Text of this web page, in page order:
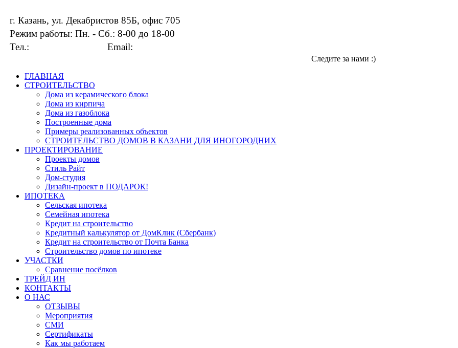
г. Казань, ул. Декабристов 85Б, офис 705
Режим работы: Пн. - Сб.: 8-00 до 18-00
Тел.:
Email:
Следите за нами :)
ГЛАВНАЯ
СТРОИТЕЛЬСТВО
Дома из керамического блока
Дома из кирпича
Дома из газоблока
Построенные дома
Примеры реализованных объектов
СТРОИТЕЛЬСТВО ДОМОВ В КАЗАНИ ДЛЯ ИНОГОРОДНИХ
ПРОЕКТИРОВАНИЕ
Проекты домов
Стиль Райт
Дом-студия
Дизайн-проект в ПОДАРОК!
ИПОТЕКА
Сельская ипотека
Семейная ипотека
Кредит на строительство
Кредитный калькулятор от ДомКлик (Сбербанк)
Кредит на строительство от Почта Банка
Строительство домов по ипотеке
УЧАСТКИ
Сравнение посёлков
ТРЕЙД ИН
КОНТАКТЫ
О НАС
ОТЗЫВЫ
Мероприятия
СМИ
Сертификаты
Как мы работаем